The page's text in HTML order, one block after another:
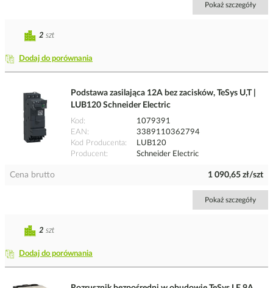
Pokaż szczegóły
Dodaj do porównania
2 szt
Podstawa zasilająca 12A bez zacisków, TeSys U,T |
LUB120 Schneider Electric
Kod
1079391
EAN
3389110362794
Kod Producenta
LUB120
Producent
Schneider Electric
Cena brutto 1 090,65 zł/szt
Pokaż szczegóły
Dodaj do porównania
2 szt